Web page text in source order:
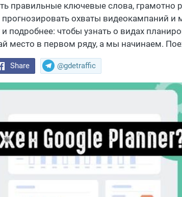
правильные ключевые слова, грамотно
охваты видеокампаний и
и подробнее: чтобы узнать о видах
место в первом ряду, а мы начинаем.
Share @gdetraffic